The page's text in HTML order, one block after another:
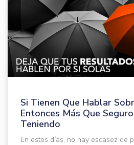
Si Tienen Que Hablar
Entonces Más Que
Teniendo
En estos días, no hay escasez de